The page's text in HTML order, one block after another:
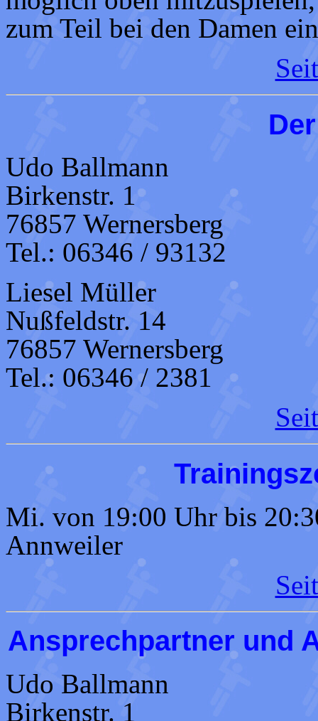
zum Teil bei den Damen
Udo Ballmann
Birkenstr. 1
76857 Wernersberg
Tel.: 06346 / 93132
Liesel Müller
Nußfeldstr. 14
76857 Wernersberg
Tel.: 06346 / 2381
Mi. von 19:00 Uhr bis
Annweiler
Ansprechpartner und
Udo Ballmann
Birkenstr. 1